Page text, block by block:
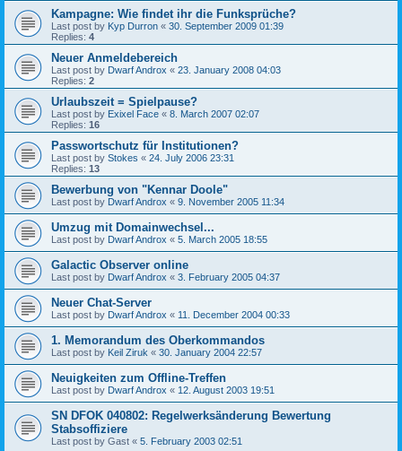
Kampagne: Wie findet ihr die Funksprüche?
Last post by Kyp Durron « 30. September 2009 01:39
Replies: 4
Neuer Anmeldebereich
Last post by Dwarf Androx « 23. January 2008 04:03
Replies: 2
Urlaubszeit = Spielpause?
Last post by Exixel Face « 8. March 2007 02:07
Replies: 16
Passwortschutz für Institutionen?
Last post by Stokes « 24. July 2006 23:31
Replies: 13
Bewerbung von "Kennar Doole"
Last post by Dwarf Androx « 9. November 2005 11:34
Umzug mit Domainwechsel...
Last post by Dwarf Androx « 5. March 2005 18:55
Galactic Observer online
Last post by Dwarf Androx « 3. February 2005 04:37
Neuer Chat-Server
Last post by Dwarf Androx « 11. December 2004 00:33
1. Memorandum des Oberkommandos
Last post by Keil Ziruk « 30. January 2004 22:57
Neuigkeiten zum Offline-Treffen
Last post by Dwarf Androx « 12. August 2003 19:51
SN DFOK 040802: Regelwerksänderung Bewertung
Stabsoffiziere
Last post by Gast « 5. February 2003 02:51